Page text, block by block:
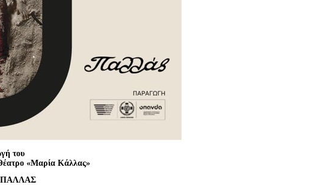
του
«Μαρία Κάλλας»